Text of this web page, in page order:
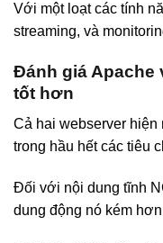
Với một loạt các tính
streaming, và
Đánh giá Apache
tốt hơn
Cả hai webserver hiện
trong hầu hết các tiêu
Đối với nội dung tĩnh
dung động nó kém